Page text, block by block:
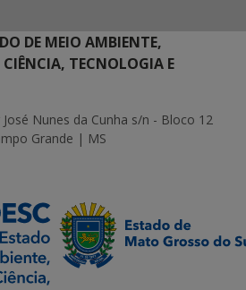
DE MEIO AMBIENTE,
TECNOLOGIA E
Nunes da Cunha s/n - Bloco 12
Grande | MS